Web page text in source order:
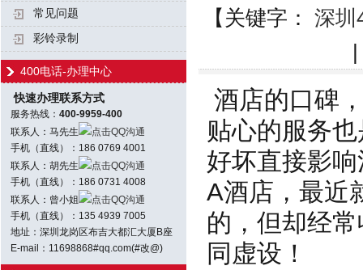
常见问题
彩铃录制
400电话-办理中心
快速办理联系方式
服务热线： 400-9959-400
联系人：马先生
点击QQ沟通
手机（直线）：186 0769 4001
联系人：胡先生
点击QQ沟通
手机（直线）：186 0731 4008
联系人：曾小姐
点击QQ沟通
手机（直线）：135 4939 7005
地址：深圳龙岗区布吉大都汇大厦B座
E-mail：11698868#qq.com(#改@)
【关键字： 深圳
酒店的口碑
贴心的服务
好坏直接影
A酒店，最近
的，但却经
同虚设！